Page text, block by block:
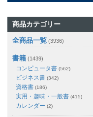
商品カテゴリー
全商品一覧 (3936)
書籍 (1439)
コンピュータ書 (562)
ビジネス書 (342)
資格書 (186)
実用・趣味・一般書 (415)
カレンダー (2)